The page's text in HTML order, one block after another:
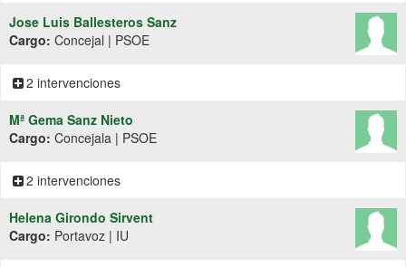
Jose Luis Ballesteros Sanz
Cargo: Concejal | PSOE
2 intervenciones
Mª Gema Sanz Nieto
Cargo: Concejala | PSOE
2 intervenciones
Helena Girondo Sirvent
Cargo: Portavoz | IU